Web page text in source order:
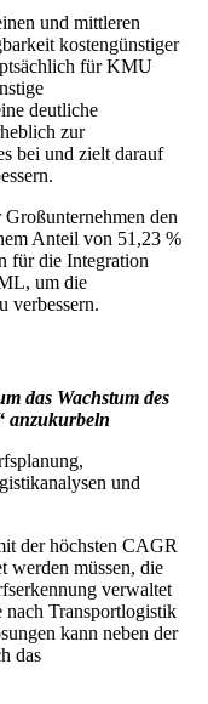
und mittleren
kostengünstiger
für KMU
deutliche
zur
bei und zielt darauf
den
Anteil von 51,23 %
für die Integration
um die
verbessern.
das Wachstum des
anzukurbeln
und
der höchsten CAGR
werden müssen, die
verwaltet
nach Transportlogistik
kann neben der
das